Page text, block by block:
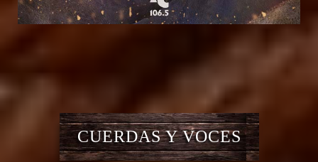
CUERDAS Y VOCES